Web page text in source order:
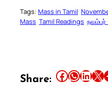
Tags: Mass in Tamil
Mass Tamil Readings நவம்பர்
Share: Share this article on Facebook Share this article on WhatsApp Share this article on LinkedIn Share this article on X Share